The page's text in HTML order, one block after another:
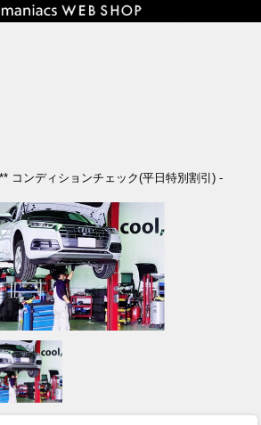
コンディションチェック(平日特別割引) -